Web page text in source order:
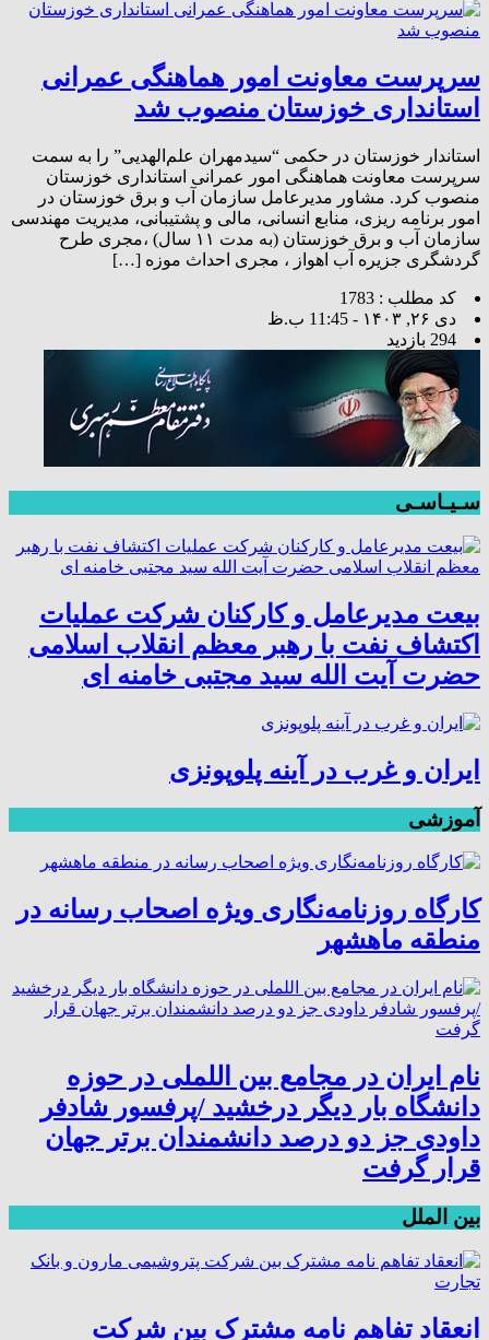
سرپرست معاونت امور هماهنگی عمرانی
استانداری خوزستان منصوب شد
استاندار خوزستان در حکمی “سیدمهران علم‌الهدیی” را به سمت
سرپرست معاونت هماهنگی امور عمرانی استانداری خوزستان
منصوب کرد. مشاور مدیرعامل سازمان آب و برق خوزستان در
امور برنامه ریزی، منابع انسانی، مالی و پشتیبانی، مدیریت مهندسی
سازمان آب و برق خوزستان (به مدت ١١ سال) ،مجری طرح
گردشگری جزیره آب اهواز ، مجری احداث موزه […]
کد مطلب : 1783
دی ۲۶, ۱۴۰۳ - 11:45 ب.ظ
294 بازدید
سـیـاسـی
بیعت مدیرعامل و کارکنان شرکت عملیات
اکتشاف نفت با رهبر معظم انقلاب اسلامی
حضرت آیت الله سید مجتبی خامنه ای
ایران و غرب در آینه پلوپونزی
آموزشی
کارگاه روزنامه‌نگاری ویژه اصحاب رسانه در
منطقه ماهشهر
نام ایران در مجامع بین اللملی در حوزه
دانشگاه بار دیگر درخشید /پرفسور شادفر
داودی جز دو درصد دانشمندان برتر جهان
قرار گرفت
بین الملل
انعقاد تفاهم نامه مشترک بین شرکت